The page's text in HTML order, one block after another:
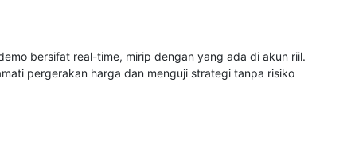
bersifat real-time, mirip dengan yang ada di akun riil.
pergerakan harga dan menguji strategi tanpa risiko